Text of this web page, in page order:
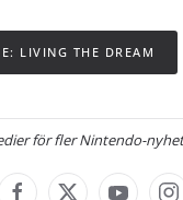
LIVING THE DREAM
för fler Nintendo-